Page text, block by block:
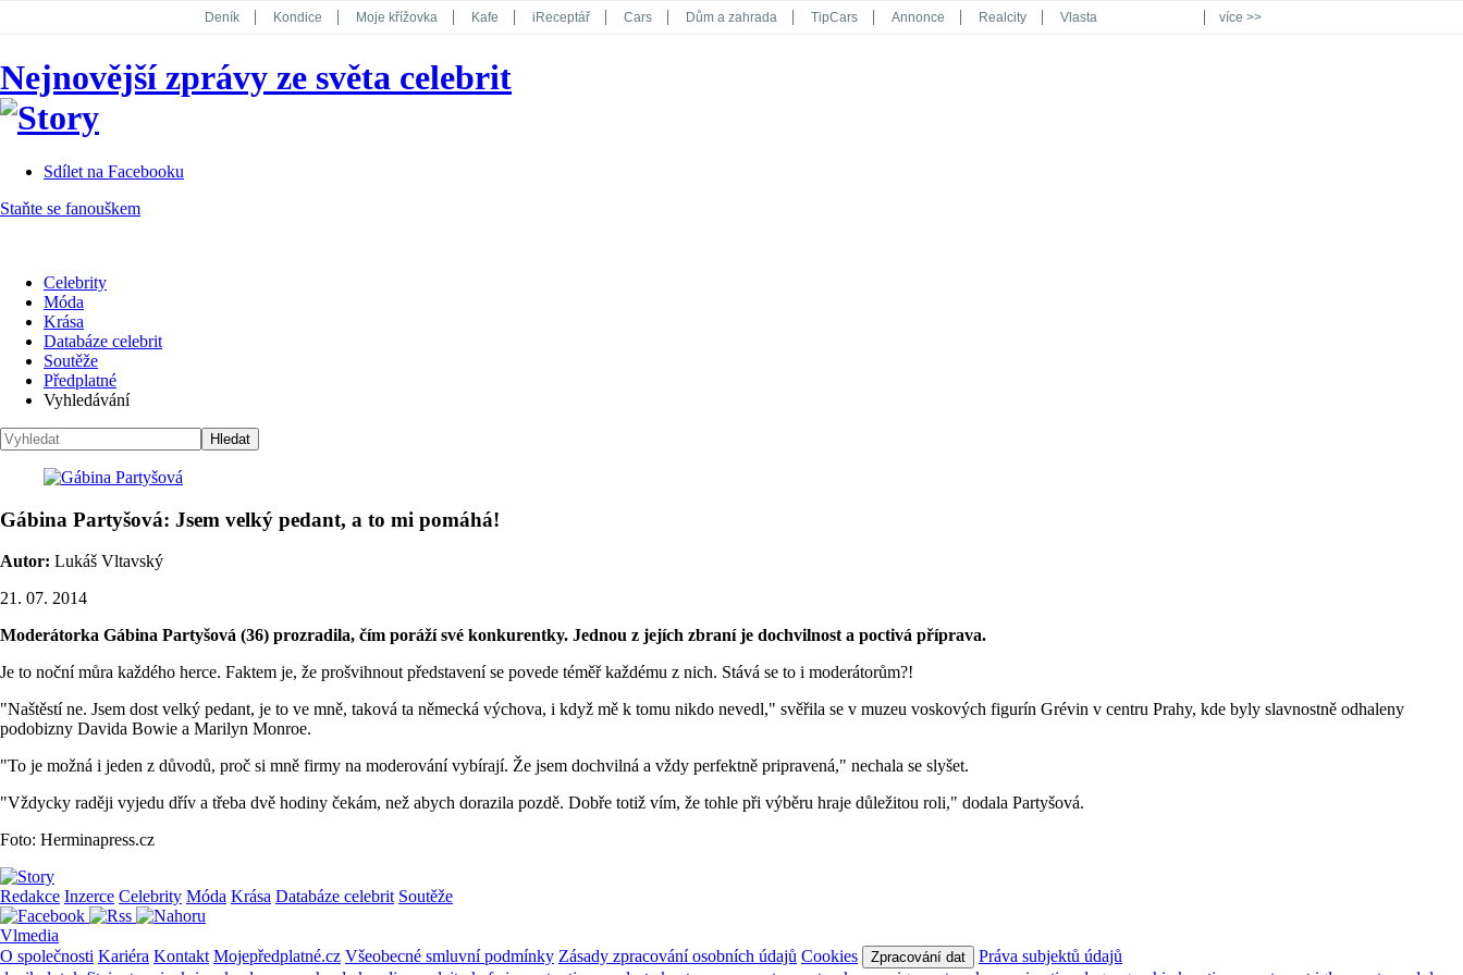
Deník Kondice Moje křížovka Kafe iReceptář Cars Dům a zahrada TipCars Annonce Realcity Vlasta
Koktejl
více >>
Nejnovější zprávy ze světa celebrit
Sdílet na Facebooku
Staňte se fanouškem
Celebrity
Móda
Krása
Databáze celebrit
Soutěže
Předplatné
Vyhledávání
Gábina Partyšová: Jsem velký pedant, a to mi pomáhá!
Autor: Lukáš Vltavský
21. 07. 2014
Moderátorka Gábina Partyšová (36) prozradila, čím poráží své konkurentky. Jednou z jejích zbraní je dochvilnost a poctivá příprava.
Je to noční můra každého herce. Faktem je, že prošvihnout představení se povede téměř každému z nich. Stává se to i moderátorům?!
"Naštěstí ne. Jsem dost velký pedant, je to ve mně, taková ta německá výchova, i když mě k tomu nikdo nevedl," svěřila se v muzeu voskových figurín Grévin v centru Prahy, kde byly slavnostně odhaleny
podobizny Davida Bowie a Marilyn Monroe.
"To je možná i jeden z důvodů, proč si mně firmy na moderování vybírají. Že jsem dochvilná a vždy perfektně pripravená," nechala se slyšet.
"Vždycky raději vyjedu dřív a třeba dvě hodiny čekám, než abych dorazila pozdě. Dobře totiž vím, že tohle při výběru hraje důležitou roli," dodala Partyšová.
Foto: Herminapress.cz
Redakce Inzerce Celebrity Móda Krása Databáze celebrit Soutěže
Vlmedia
O společnosti Kariéra Kontakt Mojepředplatné.cz Všeobecné smluvní podmínky Zásady zpracování osobních údajů Cookies Zpracování dat
Práva subjektů údajů